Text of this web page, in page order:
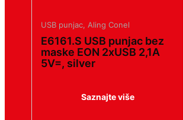
USB punjac, Aling Conel
E6161.S USB punjac bez
maske EON 2xUSB 2,1A
5V=, silver
Saznajte više